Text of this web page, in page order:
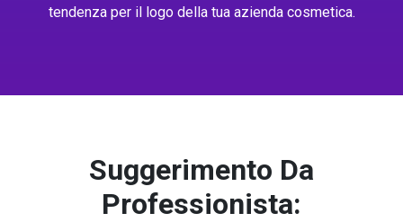
tendenza per il logo della tua azienda cosmetica.
Suggerimento Da
Professionista: